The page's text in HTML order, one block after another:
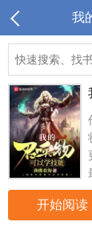
我
开始阅读